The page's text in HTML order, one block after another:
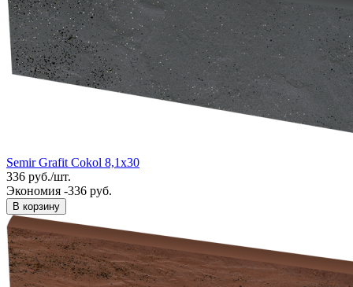
Semir Grafit Cokol 8,1x30
336 руб./шт.
Экономия -336 руб.
В корзину